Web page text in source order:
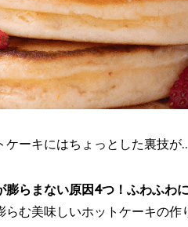
ーキにはちょっとした裏技が
膨らまない原因4つ！ふわふわ
らむ美味しいホットケーキの作